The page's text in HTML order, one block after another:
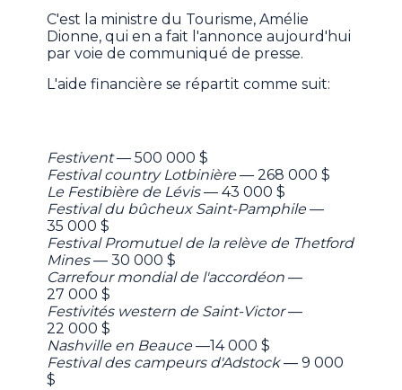
C'est la ministre du Tourisme, Amélie
Dionne, qui en a fait l'annonce aujourd'hui
par voie de communiqué de presse.
L'aide financière se répartit comme suit:
Festivent— 500 000 $
Festival country Lotbinière— 268 000 $
Le Festibière de Lévis— 43 000 $
Festival du bûcheux Saint-Pamphile—
35 000 $
Festival Promutuel de la relève de Thetford
Mines— 30 000 $
Carrefour mondial de l'accordéon —
27 000 $
Festivités western de Saint-Victor—
22 000 $
Nashville en Beauce—14 000 $
Festival des campeurs d'Adstock— 9 000
$